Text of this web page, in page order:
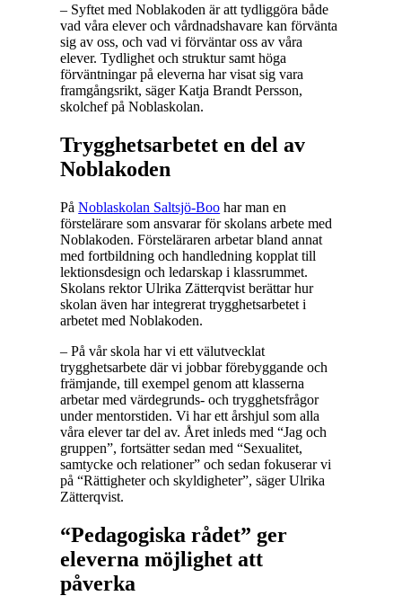
– Syftet med Noblakoden är att tydliggöra både
vad våra elever och vårdnadshavare kan förvänta
sig av oss, och vad vi förväntar oss av våra
elever. Tydlighet och struktur samt höga
förväntningar på eleverna har visat sig vara
framgångsrikt, säger Katja Brandt Persson,
skolchef på Noblaskolan.
Trygghetsarbetet en del av
Noblakoden
PåNoblaskolan Saltsjö-Boo har man en
förstelärare som ansvarar för skolans arbete med
Noblakoden. Försteläraren arbetar bland annat
med fortbildning och handledning kopplat till
lektionsdesign och ledarskap i klassrummet.
Skolans rektor Ulrika Zätterqvist berättar hur
skolan även har integrerat trygghetsarbetet i
arbetet med Noblakoden.
– På vår skola har vi ett välutvecklat
trygghetsarbete där vi jobbar förebyggande och
främjande, till exempel genom att klasserna
arbetar med värdegrunds- och trygghetsfrågor
under mentorstiden. Vi har ett årshjul som alla
våra elever tar del av. Året inleds med “Jag och
gruppen”, fortsätter sedan med “Sexualitet,
samtycke och relationer” och sedan fokuserar vi
på “Rättigheter och skyldigheter”, säger Ulrika
Zätterqvist.
“Pedagogiska rådet” ger
eleverna möjlighet att
påverka